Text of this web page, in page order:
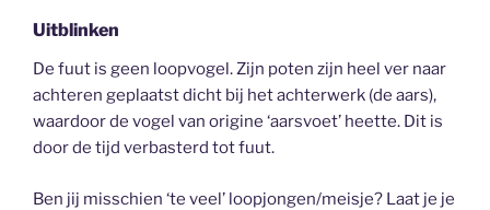
Uitblinken
De fuut is geen loopvogel. Zijn poten zijn heel ver naar
achteren geplaatst dicht bij het achterwerk (de aars),
waardoor de vogel van origine ‘aarsvoet’ heette. Dit is
door de tijd verbasterd tot fuut.
Ben jij misschien ‘te veel’ loopjongen/meisje? Laat je je